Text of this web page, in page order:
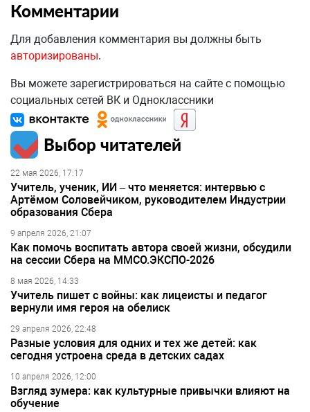
Комментарии
Для добавления комментария вы должны быть
авторизированы.
Вы можете зарегистрироваться на сайте с помощью
социальных сетей ВК и Одноклассники
Выбор читателей
22 мая 2026, 17:17
Учитель, ученик, ИИ – что меняется: интервью с
Артёмом Соловейчиком, руководителем Индустрии
образования Сбера
9 апреля 2026, 21:07
Как помочь воспитать автора своей жизни, обсудили
на сессии Сбера на ММСО.ЭКСПО-2026
8 мая 2026, 14:33
Учитель пишет с войны: как лицеисты и педагог
вернули имя героя на обелиск
29 апреля 2026, 22:48
Разные условия для одних и тех же детей: как
сегодня устроена среда в детских садах
10 апреля 2026, 12:00
Взгляд зумера: как культурные привычки влияют на
обучение